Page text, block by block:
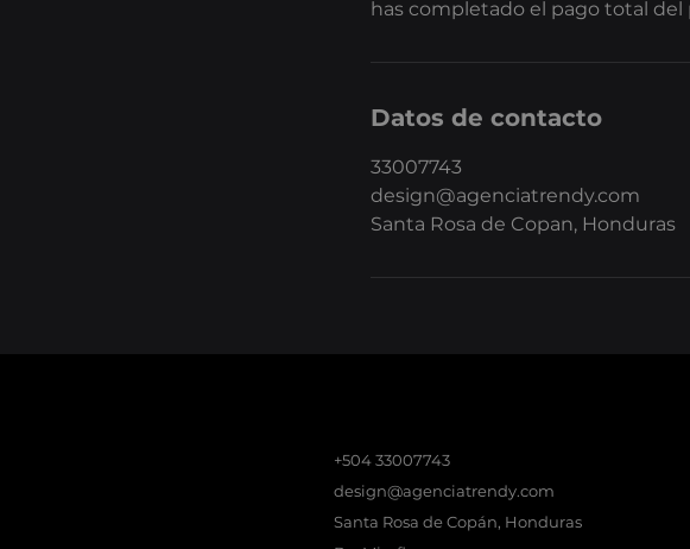
Datos de contacto
33007743
design@agenciatrendy.com
Santa Rosa de Copan, Honduras
+504 33007743
design@agenciatrendy.com
Santa Rosa de Copán, Honduras